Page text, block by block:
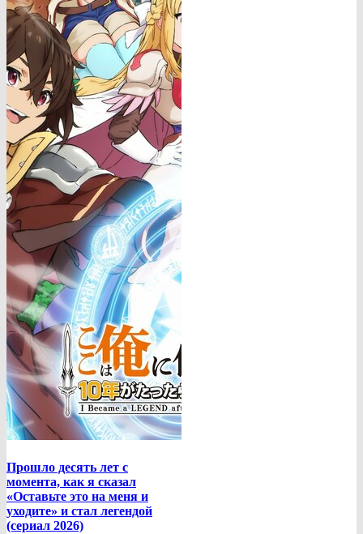
Прошло десять лет с
момента, как я сказал
«Оставьте это на меня и
уходите» и стал легендой
(сериал 2026)